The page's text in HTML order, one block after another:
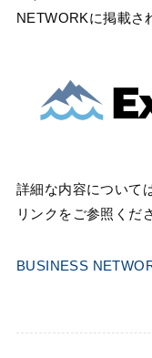
NETWORKに掲載さ
詳細な内容について
リンクをご参照くだ
BUSINESS